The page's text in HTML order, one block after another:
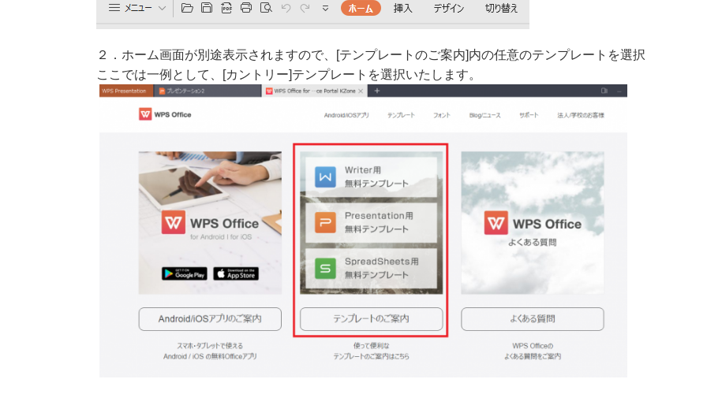
２．ホーム画面が別途表示されますので、[テンプレートのご案内]内の任意のテンプレートを選択
ここでは一例として、[カントリー]テンプレートを選択いたします。